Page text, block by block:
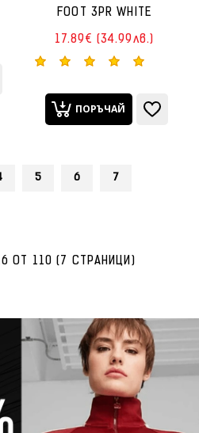
FOOT 3PR WHITE
17.89€ (34.99лв.)
ПОРЪЧАЙ
5 6 7
ОТ 110 (7 СТРАНИЦИ)